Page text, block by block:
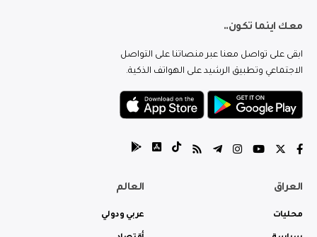
معك اينما تكون..
ابقى على تواصل معنا عبر منصاتنا على التواصل
الاجتماعي وتطبيق الرشيد على الهواتف الذكية.
العراق
محليات
العالم
عربي ودولي